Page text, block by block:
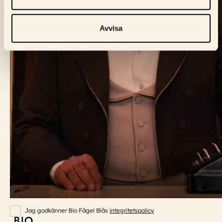
Avvisa
114 49 Stockholm
Allmänt:
mail@biofagelbla.se
Event:
event@biofagelbla.se
ÖPPETTIDER
Biografen öppnar 30 min innan dagens första visning.
NYHETSBREV
E-Postaddress
Skicka
Jag godkänner Bio Fågel Blås integritetspolicy